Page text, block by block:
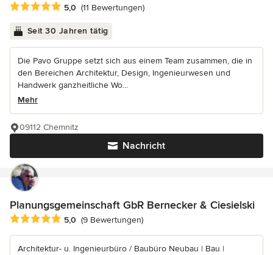
Durchschnittliche Bewertung: 5 von 5 Sternen
5,0 (11 Bewertungen)
Seit 30 Jahren tätig
Die Pavo Gruppe setzt sich aus einem Team zusammen, die in
den Bereichen Architektur, Design, Ingenieurwesen und
Handwerk ganzheitliche Wo...
Mehr
Nachricht
09112 Chemnitz
Planungsgemeinschaft GbR Bernecker & Ciesielski
Durchschnittliche Bewertung: 5 von 5 Sternen
5,0 (9 Bewertungen)
Architektur- u. Ingenieurbüro / Baubüro Neubau | Bau |